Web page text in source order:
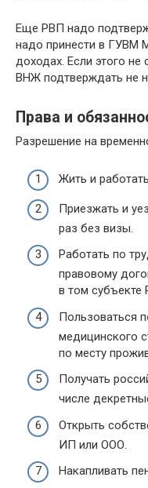
Еще РВП надо
надо принести в ГУВМ
доходах. Если этого не
ВНЖ подтверждать не
Права и
Разрешение на
Жить и
Приезжать и
раз без визы.
Работать по
правовому
в том
Пользоваться
медицинского
по месту
Получать
числе
Открыть
ИП или ООО.
Накапливать